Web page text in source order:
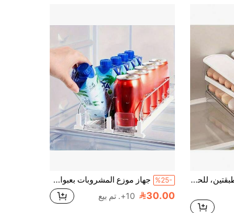
رف بيض أوتوماتيكي ذو طبقتين، للحفاظ على طراوة البيض، حاوية انزلاقية تستوعب 12-14 بيضة - تصميم مفصلي، مصنوع من البلاستيك، لا يلامس الطعام - منظم الثلاجة، طبق بيض للمطبخ، لوازم العطلات
%25- جهاز موزع المشروبات بعبوات 2 قطعة مع رف مزدوج الطبقات وكبسات تثبيت، منظم علب وزجاجات الثلاجة، تخزين المطبخ، تنظيم الخزانة، تخزين المكتب
30.00 10+. تم بيع